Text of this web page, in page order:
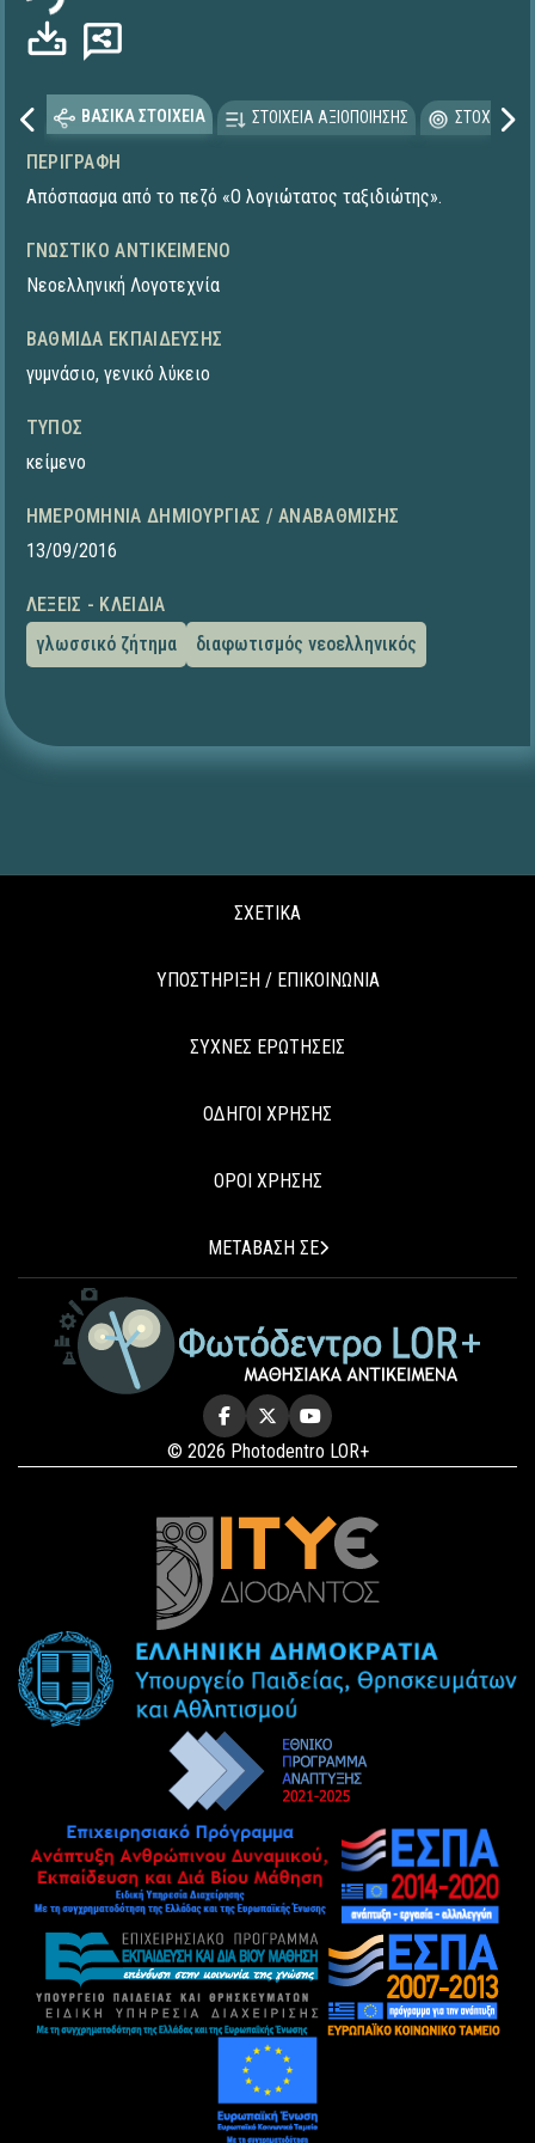
ΒΑΣΙΚΑ ΣΤΟΙΧΕΙΑ ΣΤΟΙΧΕΙΑ ΑΞΙΟΠΟΙΗΣΗΣ
ΠΕΡΙΓΡΑΦΉ
Απόσπασμα από το πεζό «Ο λογιώτατος ταξιδιώτης».
ΓΝΩΣΤΙΚΌ ΑΝΤΙΚΕΊΜΕΝΟ
Νεοελληνική Λογοτεχνία
ΒΑΘΜΊΔΑ ΕΚΠΑΊΔΕΥΣΗΣ
γυμνάσιο, γενικό λύκειο
ΤΎΠΟΣ
κείμενο
ΗΜΕΡΟΜΗΝΊΑ ΔΗΜΙΟΥΡΓΊΑΣ / ΑΝΑΒΆΘΜΙΣΗΣ
13/09/2016
ΛΈΞΕΙΣ - ΚΛΕΙΔΙΆ
γλωσσικό ζήτημα
διαφωτισμός νεοελληνικός
ΣΧΕΤΙΚΑ
ΥΠΟΣΤΗΡΙΞΗ / ΕΠΙΚΟΙΝΩΝΙΑ
ΣΥΧΝΕΣ ΕΡΩΤΗΣΕΙΣ
ΟΔΗΓΟΙ ΧΡΗΣΗΣ
ΟΡΟΙ ΧΡΗΣΗΣ
ΜΕΤΑΒΑΣΗ ΣΕ
© 2026 Photodentro LOR+